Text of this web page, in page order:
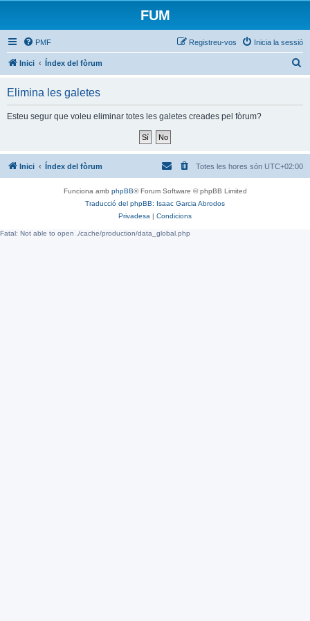
FUM
PMF Inicia la sessió
Registreu-vos
Inici Índex del fòrum
Elimina les galetes
Esteu segur que voleu eliminar totes les galetes creades pel fòrum?
Inici Índex del fòrum Totes les hores són UTC+02:00
Funciona amb phpBB® Forum Software © phpBB Limited
Traducció del phpBB: Isaac Garcia Abrodos
Privadesa | Condicions
Fatal: Not able to open ./cache/production/data_global.php